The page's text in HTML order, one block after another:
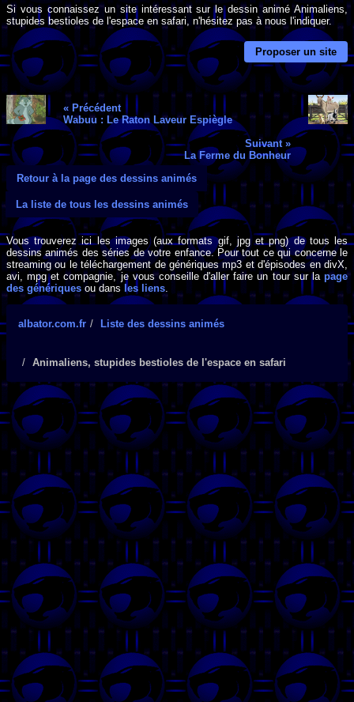
Si vous connaissez un site intéressant sur le dessin animé Animaliens,
stupides bestioles de l'espace en safari, n'hésitez pas à nous l'indiquer.
Proposer un site
« Précédent
Wabuu : Le Raton Laveur Espiègle
Suivant »
La Ferme du Bonheur
Retour à la page des dessins animés
La liste de tous les dessins animés
Vous trouverez ici les images (aux formats gif, jpg et png) de tous les
dessins animés des séries de votre enfance. Pour tout ce qui concerne le
streaming ou le téléchargement de génériques mp3 et d'épisodes en divX,
avi, mpg et compagnie, je vous conseille d'aller faire un tour sur la page
des génériques ou dans les liens
albator.com.fr Liste des dessins animés
Animaliens, stupides bestioles de l'espace en safari